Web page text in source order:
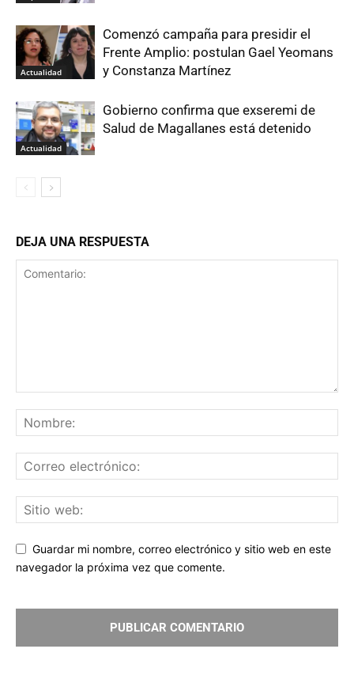
Actualidad
Comenzó campaña para presidir el
Frente Amplio: postulan Gael Yeomans
y Constanza Martínez
Actualidad
Gobierno confirma que exseremi de
Salud de Magallanes está detenido
DEJA UNA RESPUESTA
Guardar mi nombre, correo electrónico y sitio web en este
navegador la próxima vez que comente.